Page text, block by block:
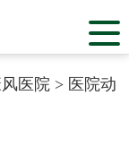
医院> 医院动